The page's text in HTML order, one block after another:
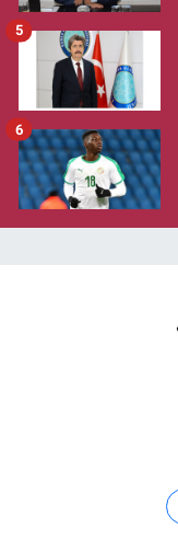
5
6